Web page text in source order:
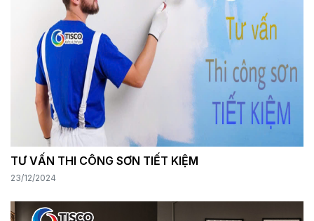
TƯ VẤN THI CÔNG SƠN TIẾT KIỆM
23/12/2024